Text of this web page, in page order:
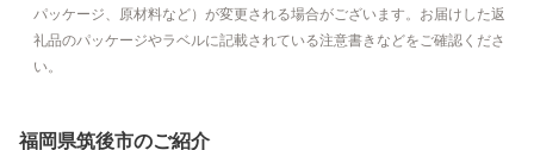
パッケージ、原材料など）が変更される場合がございます。お届けした返
礼品のパッケージやラベルに記載されている注意書きなどをご確認くださ
い。
福岡県筑後市のご紹介